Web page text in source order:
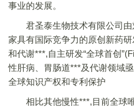
事业的发展。
君圣泰生物技术有限公司由
家具有国际竞争力的原创新药
和代谢***,自主研发“全球首创
性肝病、胃肠道***及代谢领域
全球知识产权和专利保护
相比其他慢性***,目前全球